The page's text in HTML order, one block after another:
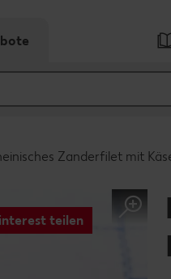
Zanderfilet mit
teilen